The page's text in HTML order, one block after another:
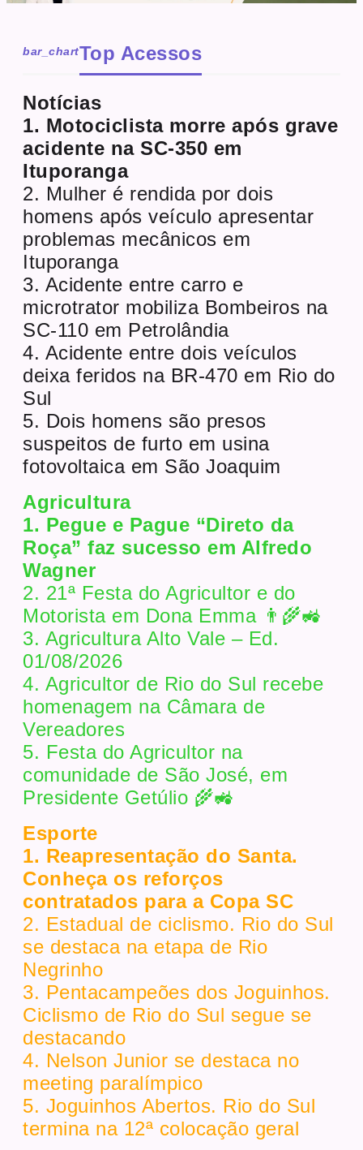
bar_chartTop Acessos
Notícias
1. Motociclista morre após grave
acidente na SC-350 em
Ituporanga
2. Mulher é rendida por dois
homens após veículo apresentar
problemas mecânicos em
Ituporanga
3. Acidente entre carro e
microtrator mobiliza Bombeiros na
SC-110 em Petrolândia
4. Acidente entre dois veículos
deixa feridos na BR-470 em Rio do
Sul
5. Dois homens são presos
suspeitos de furto em usina
fotovoltaica em São Joaquim
Agricultura
1. Pegue e Pague “Direto da
Roça” faz sucesso em Alfredo
Wagner
2. 21ª Festa do Agricultor e do
Motorista em Dona Emma 👨‍🌾🚜
3. Agricultura Alto Vale – Ed.
01/08/2026
4. Agricultor de Rio do Sul recebe
homenagem na Câmara de
Vereadores
5. Festa do Agricultor na
comunidade de São José, em
Presidente Getúlio 🌾🚜
Esporte
1. Reapresentação do Santa.
Conheça os reforços
contratados para a Copa SC
2. Estadual de ciclismo. Rio do Sul
se destaca na etapa de Rio
Negrinho
3. Pentacampeões dos Joguinhos.
Ciclismo de Rio do Sul segue se
destacando
4. Nelson Junior se destaca no
meeting paralímpico
5. Joguinhos Abertos. Rio do Sul
termina na 12ª colocação geral